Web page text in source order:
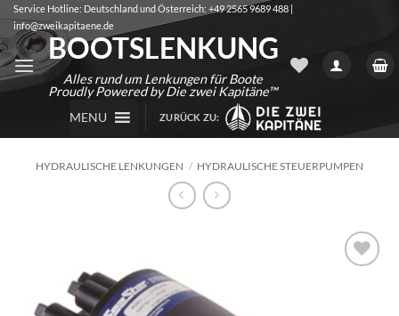
Zum
Inhalt
springen
Service Hotline: Deutschland und Österreich: +49 2565 9689 488 |
info@zweikapitaene.de
BOOTSLENKUNG
Alles rund um Lenkungen für Boote
Proudly Powered by Die zwei Kapitäne™
MENU
ZURÜCK ZU:
HYDRAULISCHE LENKUNGEN / HYDRAULISCHE STEUERPUMPEN